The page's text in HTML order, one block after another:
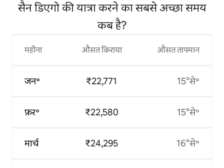
सैन डिएगो की यात्रा करने का सबसे अच्छा समय
कब है?
महीना
जन॰
फ़र॰
मार्च
औसत किराया
₹22,771
₹22,580
₹24,295
औसत तापमान
15°से॰
15°से॰
16°से॰